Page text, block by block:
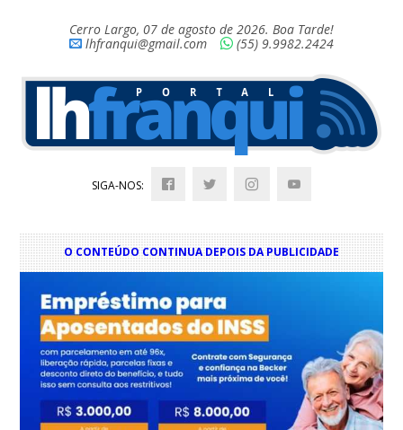
Cerro Largo, 07 de agosto de 2026. Boa Tarde!
lhfranqui@gmail.com
(55) 9.9982.2424
SIGA-NOS:
O CONTEÚDO CONTINUA DEPOIS DA PUBLICIDADE